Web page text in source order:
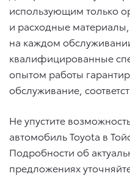
использующим только
и расходные
на каждом
квалифицированные
опытом работы
обслуживание,
Не упустите
автомобиль Toyota в
Подробности об
предложениях